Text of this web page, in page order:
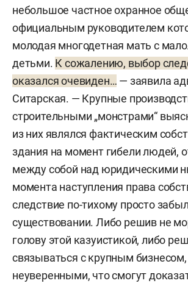
небольшое частное охранное
официальным руководителем
молодая многодетная мать с
детьми. К сожалению, выбор
оказался очевиден… — заявила
Ситарская. — Крупные
строительными „монстрами“
из них являлся фактическим
здания на момент гибели людей,
между собой над юридическими
момента наступления права
следствие по-тихому просто
существовании. Либо решив не
голову этой казуистикой, либо
связываться с крупным
неуверенными, что смогут